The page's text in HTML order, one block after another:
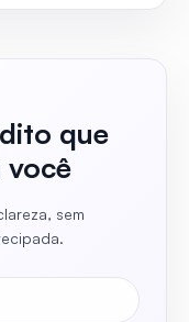
que
você
sem